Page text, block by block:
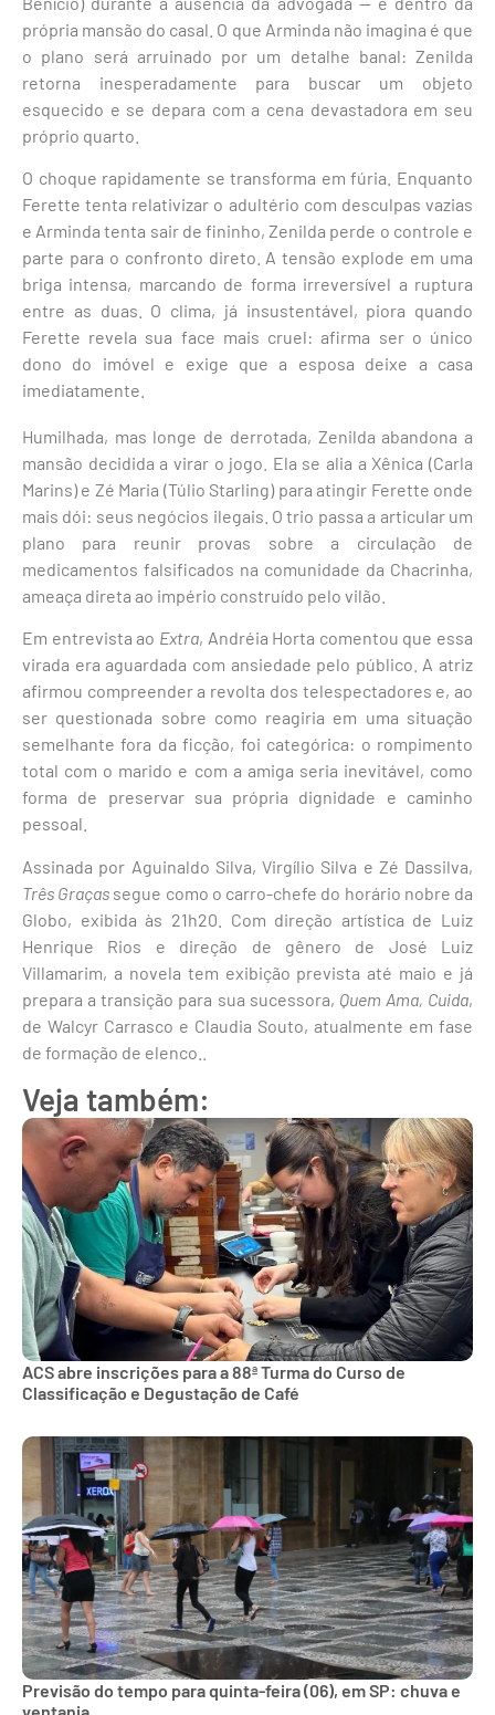
própria mansão do casal. O que Arminda não imagina é que
o plano será arruinado por um detalhe banal: Zenilda
retorna inesperadamente para buscar um objeto
esquecido e se depara com a cena devastadora em seu
próprio quarto.
O choque rapidamente se transforma em fúria. Enquanto
Ferette tenta relativizar o adultério com desculpas vazias
e Arminda tenta sair de fininho, Zenilda perde o controle e
parte para o confronto direto. A tensão explode em uma
briga intensa, marcando de forma irreversível a ruptura
entre as duas. O clima, já insustentável, piora quando
Ferette revela sua face mais cruel: afirma ser o único
dono do imóvel e exige que a esposa deixe a casa
imediatamente.
Humilhada, mas longe de derrotada, Zenilda abandona a
mansão decidida a virar o jogo. Ela se alia a Xênica (Carla
Marins) e Zé Maria (Túlio Starling) para atingir Ferette onde
mais dói: seus negócios ilegais. O trio passa a articular um
plano para reunir provas sobre a circulação de
medicamentos falsificados na comunidade da Chacrinha,
ameaça direta ao império construído pelo vilão.
Em entrevista ao Extra, Andréia Horta comentou que essa
virada era aguardada com ansiedade pelo público. A atriz
afirmou compreender a revolta dos telespectadores e, ao
ser questionada sobre como reagiria em uma situação
semelhante fora da ficção, foi categórica: o rompimento
total com o marido e com a amiga seria inevitável, como
forma de preservar sua própria dignidade e caminho
pessoal.
Assinada por Aguinaldo Silva, Virgílio Silva e Zé Dassilva,
Três Graças segue como o carro-chefe do horário nobre da
Globo, exibida às 21h20. Com direção artística de Luiz
Henrique Rios e direção de gênero de José Luiz
Villamarim, a novela tem exibição prevista até maio e já
prepara a transição para sua sucessora, Quem Ama, Cuida,
de Walcyr Carrasco e Claudia Souto, atualmente em fase
de formação de elenco..
Veja também:
ACS abre inscrições para a 88ª Turma do Curso de
Classificação e Degustação de Café
Previsão do tempo para quinta-feira (06), em SP: chuva e